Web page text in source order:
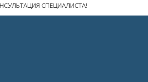
СПЕЦИАЛИСТА!